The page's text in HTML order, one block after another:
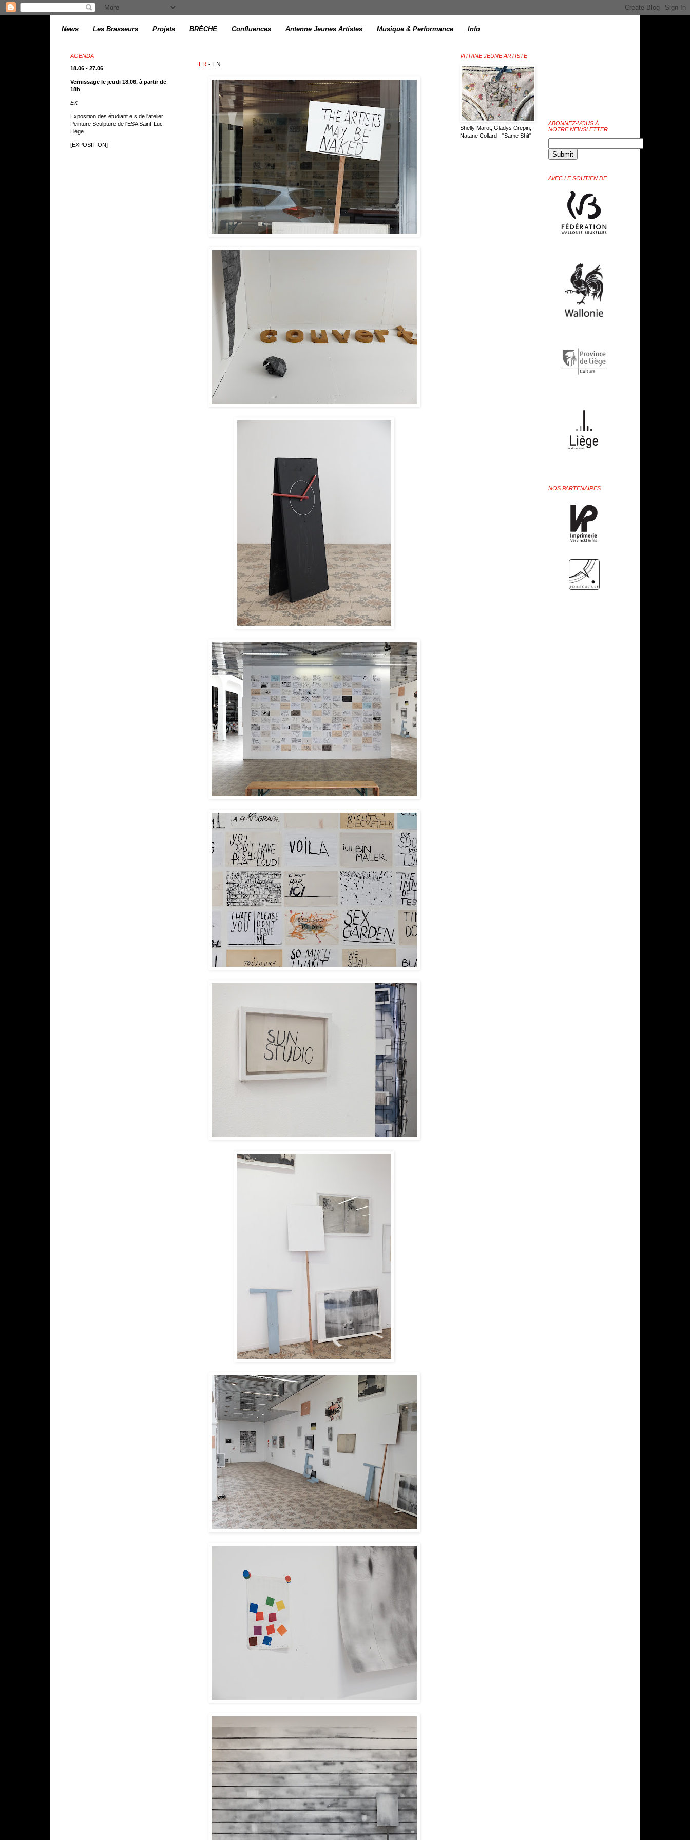
News Les Brasseurs Projets BRÈCHE Confluences Antenne Jeunes Artistes Musique & Performance Info
FR - EN
AGENDA
18.06 - 27.06
Vernissage le jeudi 18.06, à partir de
18h
EX
Exposition des étudiant.e.s de l'atelier
Peinture Sculpture de l'ESA Saint-Luc
Liège
[EXPOSITION]
VITRINE JEUNE ARTISTE
Shelly Marot, Gladys Crepin,
Natane Collard - "Same Shit"
ABONNEZ-VOUS À
NOTRE NEWSLETTER
AVEC LE SOUTIEN DE
NOS PARTENAIRES